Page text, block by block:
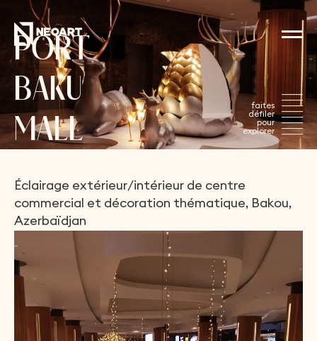
PORT
BAKU
MALL
Éclairage extérieur/intérieur de centre
commercial et décoration thématique, Bakou,
Azerbaïdjan